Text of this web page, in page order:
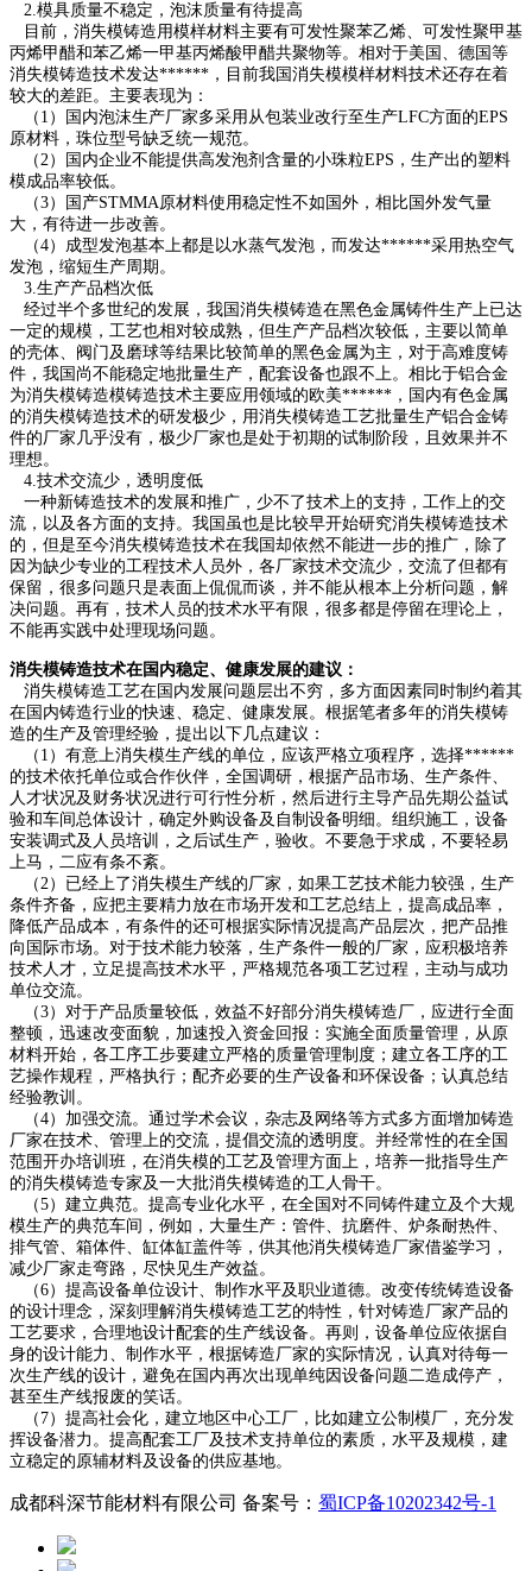
2.模具质量不稳定，泡沫质量有待提高
目前，消失模铸造用模样材料主要有可发性聚苯乙烯、可发性聚甲基
丙烯甲醋和苯乙烯一甲基丙烯酸甲醋共聚物等。相对于美国、德国等
消失模铸造技术发达******，目前我国消失模模样材料技术还存在着
较大的差距。主要表现为：
（1）国内泡沫生产厂家多采用从包装业改行至生产LFC方面的EPS
原材料，珠位型号缺乏统一规范。
（2）国内企业不能提供高发泡剂含量的小珠粒EPS，生产出的塑料
模成品率较低。
（3）国产STMMA原材料使用稳定性不如国外，相比国外发气量
大，有待进一步改善。
（4）成型发泡基本上都是以水蒸气发泡，而发达******采用热空气
发泡，缩短生产周期。
3.生产产品档次低
经过半个多世纪的发展，我国消失模铸造在黑色金属铸件生产上已达
一定的规模，工艺也相对较成熟，但生产产品档次较低，主要以简单
的壳体、阀门及磨球等结果比较简单的黑色金属为主，对于高难度铸
件，我国尚不能稳定地批量生产，配套设备也跟不上。相比于铝合金
为消失模铸造模铸造技术主要应用领域的欧美******，国内有色金属
的消失模铸造技术的研发极少，用消失模铸造工艺批量生产铝合金铸
件的厂家几乎没有，极少厂家也是处于初期的试制阶段，且效果并不
理想。
4.技术交流少，透明度低
一种新铸造技术的发展和推广，少不了技术上的支持，工作上的交
流，以及各方面的支持。我国虽也是比较早开始研究消失模铸造技术
的，但是至今消失模铸造技术在我国却依然不能进一步的推广，除了
因为缺少专业的工程技术人员外，各厂家技术交流少，交流了但都有
保留，很多问题只是表面上侃侃而谈，并不能从根本上分析问题，解
决问题。再有，技术人员的技术水平有限，很多都是停留在理论上，
不能再实践中处理现场问题。
消失模铸造技术在国内稳定、健康发展的建议：
消失模铸造工艺在国内发展问题层出不穷，多方面因素同时制约着其
在国内铸造行业的快速、稳定、健康发展。根据笔者多年的消失模铸
造的生产及管理经验，提出以下几点建议：
（1）有意上消失模生产线的单位，应该严格立项程序，选择******
的技术依托单位或合作伙伴，全国调研，根据产品市场、生产条件、
人才状况及财务状况进行可行性分析，然后进行主导产品先期公益试
验和车间总体设计，确定外购设备及自制设备明细。组织施工，设备
安装调式及人员培训，之后试生产，验收。不要急于求成，不要轻易
上马，二应有条不紊。
（2）已经上了消失模生产线的厂家，如果工艺技术能力较强，生产
条件齐备，应把主要精力放在市场开发和工艺总结上，提高成品率，
降低产品成本，有条件的还可根据实际情况提高产品层次，把产品推
向国际市场。对于技术能力较落，生产条件一般的厂家，应积极培养
技术人才，立足提高技术水平，严格规范各项工艺过程，主动与成功
单位交流。
（3）对于产品质量较低，效益不好部分消失模铸造厂，应进行全面
整顿，迅速改变面貌，加速投入资金回报：实施全面质量管理，从原
材料开始，各工序工步要建立严格的质量管理制度；建立各工序的工
艺操作规程，严格执行；配齐必要的生产设备和环保设备；认真总结
经验教训。
（4）加强交流。通过学术会议，杂志及网络等方式多方面增加铸造
厂家在技术、管理上的交流，提倡交流的透明度。并经常性的在全国
范围开办培训班，在消失模的工艺及管理方面上，培养一批指导生产
的消失模铸造专家及一大批消失模铸造的工人骨干。
（5）建立典范。提高专业化水平，在全国对不同铸件建立及个大规
模生产的典范车间，例如，大量生产：管件、抗磨件、炉条耐热件、
排气管、箱体件、缸体缸盖件等，供其他消失模铸造厂家借鉴学习，
减少厂家走弯路，尽快见生产效益。
（6）提高设备单位设计、制作水平及职业道德。改变传统铸造设备
的设计理念，深刻理解消失模铸造工艺的特性，针对铸造厂家产品的
工艺要求，合理地设计配套的生产线设备。再则，设备单位应依据自
身的设计能力、制作水平，根据铸造厂家的实际情况，认真对待每一
次生产线的设计，避免在国内再次出现单纯因设备问题二造成停产，
甚至生产线报废的笑话。
（7）提高社会化，建立地区中心工厂，比如建立公制模厂，充分发
挥设备潜力。提高配套工厂及技术支持单位的素质，水平及规模，建
立稳定的原辅材料及设备的供应基地。
成都科深节能材料有限公司 备案号： 蜀ICP备10202342号-1